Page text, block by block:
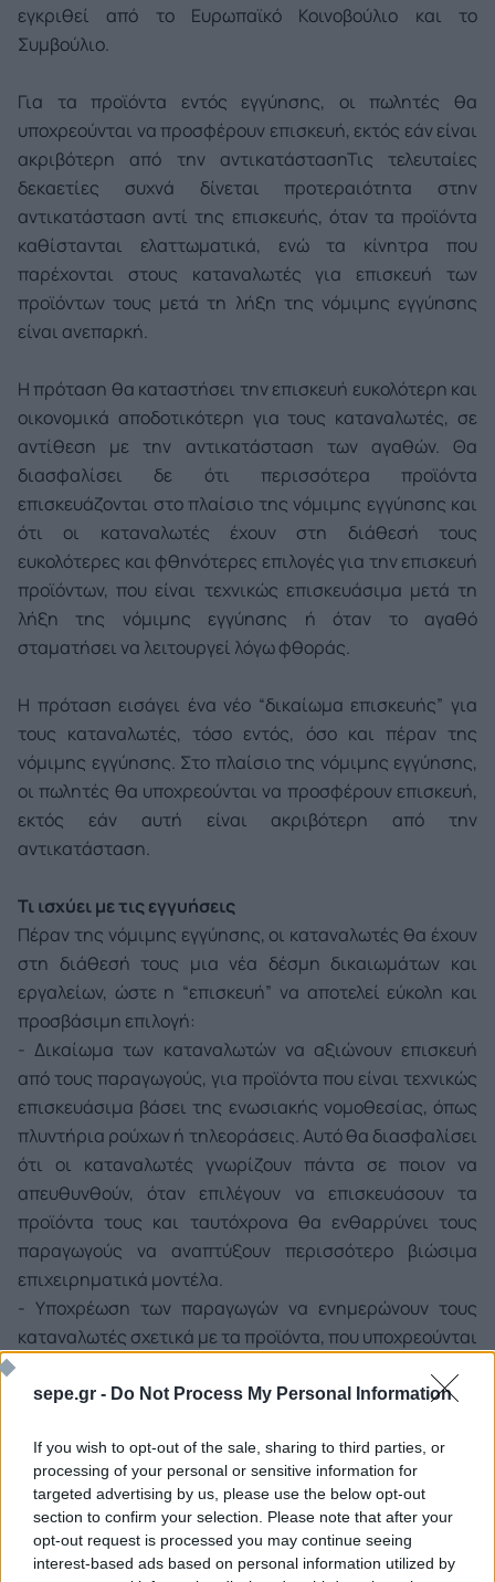
sepe.gr - Do Not Process My Personal Information
If you wish to opt-out of the sale, sharing to third parties, or
processing of your personal or sensitive information for
targeted advertising by us, please use the below opt-out
section to confirm your selection. Please note that after your
opt-out request is processed you may continue seeing
interest-based ads based on personal information utilized by
εγκριθεί από το Ευρωπαϊκό Κοινοβούλιο και το
Συμβούλιο.
Για τα προϊόντα εντός εγγύησης, οι πωλητές θα
υποχρεούνται να προσφέρουν επισκευή, εκτός εάν είναι
ακριβότερη από την αντικατάστασηΤις τελευταίες
δεκαετίες συχνά δίνεται προτεραιότητα στην
αντικατάσταση αντί της επισκευής, όταν τα προϊόντα
καθίστανται ελαττωματικά, ενώ τα κίνητρα που
παρέχονται στους καταναλωτές για επισκευή των
προϊόντων τους μετά τη λήξη της νόμιμης εγγύησης
είναι ανεπαρκή.
Η πρόταση θα καταστήσει την επισκευή ευκολότερη και
οικονομικά αποδοτικότερη για τους καταναλωτές, σε
αντίθεση με την αντικατάσταση των αγαθών. Θα
διασφαλίσει δε ότι περισσότερα προϊόντα
επισκευάζονται στο πλαίσιο της νόμιμης εγγύησης και
ότι οι καταναλωτές έχουν στη διάθεσή τους
ευκολότερες και φθηνότερες επιλογές για την επισκευή
προϊόντων, που είναι τεχνικώς επισκευάσιμα μετά τη
λήξη της νόμιμης εγγύησης ή όταν το αγαθό
σταματήσει να λειτουργεί λόγω φθοράς.
Η πρόταση εισάγει ένα νέο “δικαίωμα επισκευής” για
τους καταναλωτές, τόσο εντός, όσο και πέραν της
νόμιμης εγγύησης. Στο πλαίσιο της νόμιμης εγγύησης,
οι πωλητές θα υποχρεούνται να προσφέρουν επισκευή,
εκτός εάν αυτή είναι ακριβότερη από την
αντικατάσταση.
Τι ισχύει με τις εγγυήσεις
Πέραν της νόμιμης εγγύησης, οι καταναλωτές θα έχουν
στη διάθεσή τους μια νέα δέσμη δικαιωμάτων και
εργαλείων, ώστε η “επισκευή” να αποτελεί εύκολη και
προσβάσιμη επιλογή:
- Δικαίωμα των καταναλωτών να αξιώνουν επισκευή
από τους παραγωγούς, για προϊόντα που είναι τεχνικώς
επισκευάσιμα βάσει της ενωσιακής νομοθεσίας, όπως
πλυντήρια ρούχων ή τηλεοράσεις. Αυτό θα διασφαλίσει
ότι οι καταναλωτές γνωρίζουν πάντα σε ποιον να
απευθυνθούν, όταν επιλέγουν να επισκευάσουν τα
προϊόντα τους και ταυτόχρονα θα ενθαρρύνει τους
παραγωγούς να αναπτύξουν περισσότερο βιώσιμα
επιχειρηματικά μοντέλα.
- Υποχρέωση των παραγωγών να ενημερώνουν τους
καταναλωτές σχετικά με τα προϊόντα, που υποχρεούνται
- Διαδικτυακή πλατφόρμα αντιστοίχισης επισκευών για
πωλητές ανακαινισμένων αγαθών στην περιοχή τους. Η
πλατφόρμα θα επιτρέπει τις αναζητήσεις ανά
τοποθεσία και πρότυπα ποιότητας, βοηθώντας τους
καταναλωτές να βρίσκουν ελκυστικές προσφορές και
ενισχύοντας την προβολή των επισκευαστών.